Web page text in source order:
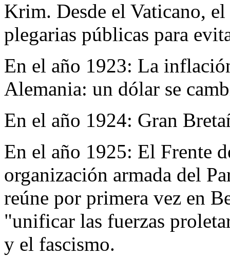
Krim. Desde el Vaticano,
plegarias públicas para
En el año 1923: La
Alemania: un dólar se
En el año 1924: Gran
En el año 1925: El Frente
organización armada del
reúne por primera vez en
"unificar las fuerzas
y el fascismo.